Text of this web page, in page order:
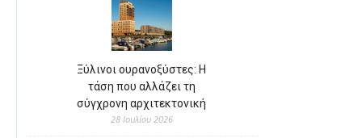
Ξύλινοι ουρανοξύστες: Η
τάση που αλλάζει τη
σύγχρονη αρχιτεκτονική
28 Ιουλίου 2026